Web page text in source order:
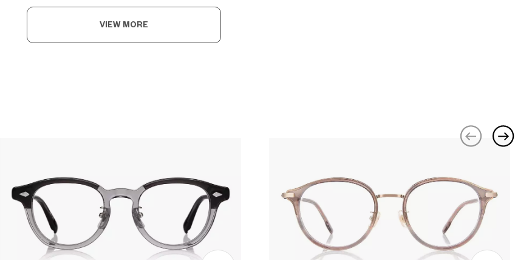
VIEW MORE